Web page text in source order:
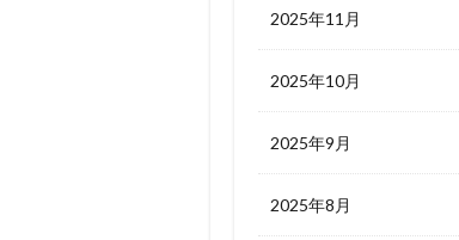
2025年11月
2025年10月
2025年9月
2025年8月